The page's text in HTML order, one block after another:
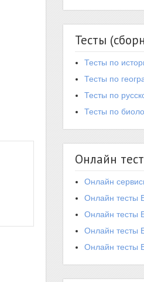
Тесты
Тесты по
Тесты по
Тесты по
Тесты по
Онлайн
Онлайн
Онлайн тесты
Онлайн тесты
Онлайн тесты
Онлайн тесты